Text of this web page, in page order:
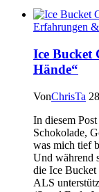
Erfahrungen
Ice Bucket
Hände“
VonChrisTa
In diesem
Schokolade,
was mich tief
Und während
die Ice Bucket
ALS